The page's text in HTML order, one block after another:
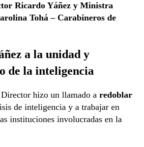
Ricardo Yáñez y Ministra
Tohá – Carabineros de
a la unidad y
de la inteligencia
hizo un llamado a redoblar
de inteligencia y a trabajar en
instituciones involucradas en la